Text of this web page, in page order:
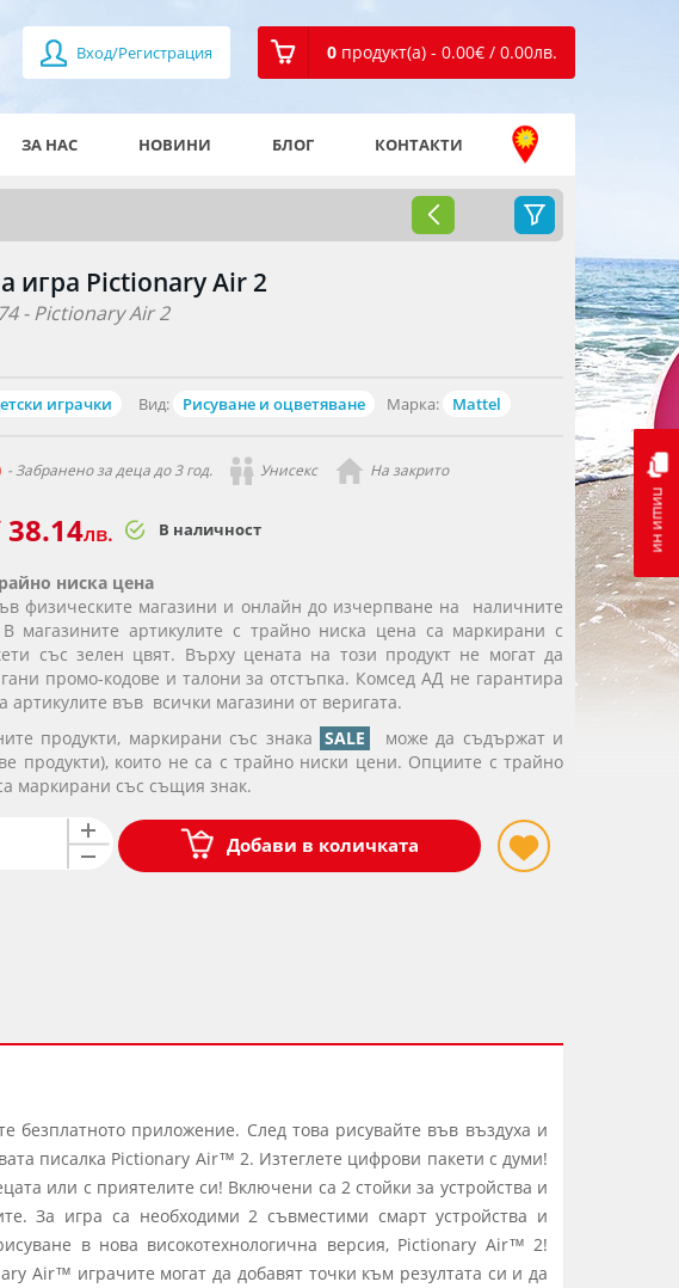
Вход/Регистрация 0 продукт(а) - 0.00€ / 0.00лв.
пиши ни
ЗА НАС НОВИНИ БЛОГ КОНТАКТИ
игра Pictionary Air 2
- Pictionary Air 2
играчки Вид: Рисуване и оцветяване Марка: Mattel
- Забранено за деца до 3 год. Унисекс На закрито
лв. В наличност
ниска цена
физическите магазини и онлайн до изчерпване на наличните
В магазините артикулите с трайно ниска цена са маркирани с
със зелен цвят. Върху цената на този продукт не могат да
промо-кодове и талони за отстъпка. Комсед АД не гарантира
артикулите във всички магазини от веригата.
продукти, маркирани със знака SALE
може да съдържат и
продукти), които не са с трайно ниски цени. Опциите с трайно
маркирани със същия знак.
Добави в количката
безплатното приложение. След това рисувайте във въздуха и
писалка Pictionary Air™ 2. Изтеглете цифрови пакети с думи!
или с приятелите си! Включени са 2 стойки за устройства и
За игра са необходими 2 съвместими смарт устройства и
в нова високотехнологична версия, Pictionary Air™ 2!
Air™ играчите могат да добавят точки към резултата си и да